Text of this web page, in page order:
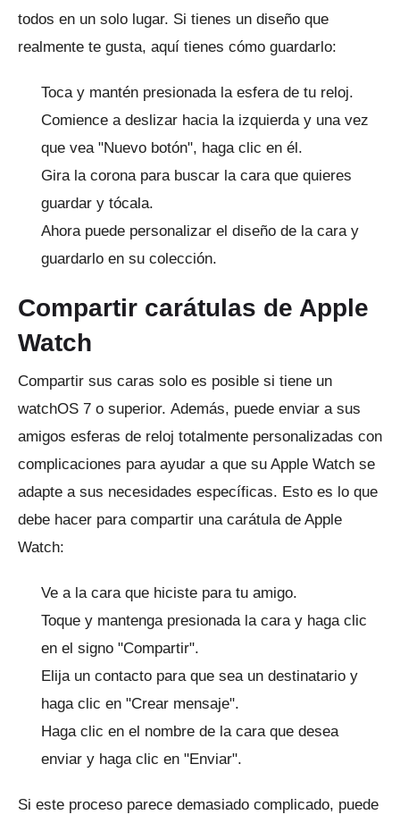
todos en un solo lugar. Si tienes un diseño que
realmente te gusta, aquí tienes cómo guardarlo:
Toca y mantén presionada la esfera de tu reloj.
Comience a deslizar hacia la izquierda y una vez
que vea "Nuevo botón", haga clic en él.
Gira la corona para buscar la cara que quieres
guardar y tócala.
Ahora puede personalizar el diseño de la cara y
guardarlo en su colección.
Compartir carátulas de Apple
Watch
Compartir sus caras solo es posible si tiene un
watchOS 7 o superior. Además, puede enviar a sus
amigos esferas de reloj totalmente personalizadas con
complicaciones para ayudar a que su Apple Watch se
adapte a sus necesidades específicas. Esto es lo que
debe hacer para compartir una carátula de Apple
Watch:
Ve a la cara que hiciste para tu amigo.
Toque y mantenga presionada la cara y haga clic
en el signo "Compartir".
Elija un contacto para que sea un destinatario y
haga clic en "Crear mensaje".
Haga clic en el nombre de la cara que desea
enviar y haga clic en "Enviar".
Si este proceso parece demasiado complicado, puede